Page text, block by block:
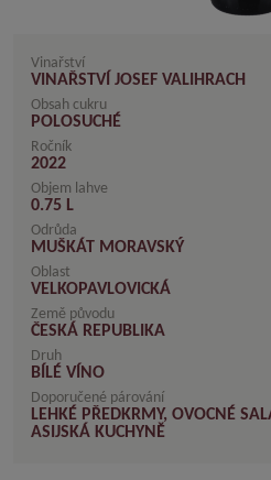
Vinařství
VINAŘSTVÍ JOSEF VALIHRACH
Obsah cukru
POLOSUCHÉ
Ročník
2022
Objem lahve
0.75 L
Odrůda
MUŠKÁT MORAVSKÝ
Oblast
VELKOPAVLOVICKÁ
Země původu
ČESKÁ REPUBLIKA
Druh
BÍLÉ VÍNO
Doporučené párování
LEHKÉ PŘEDKRMY, OVOCNÉ
ASIJSKÁ KUCHYNĚ